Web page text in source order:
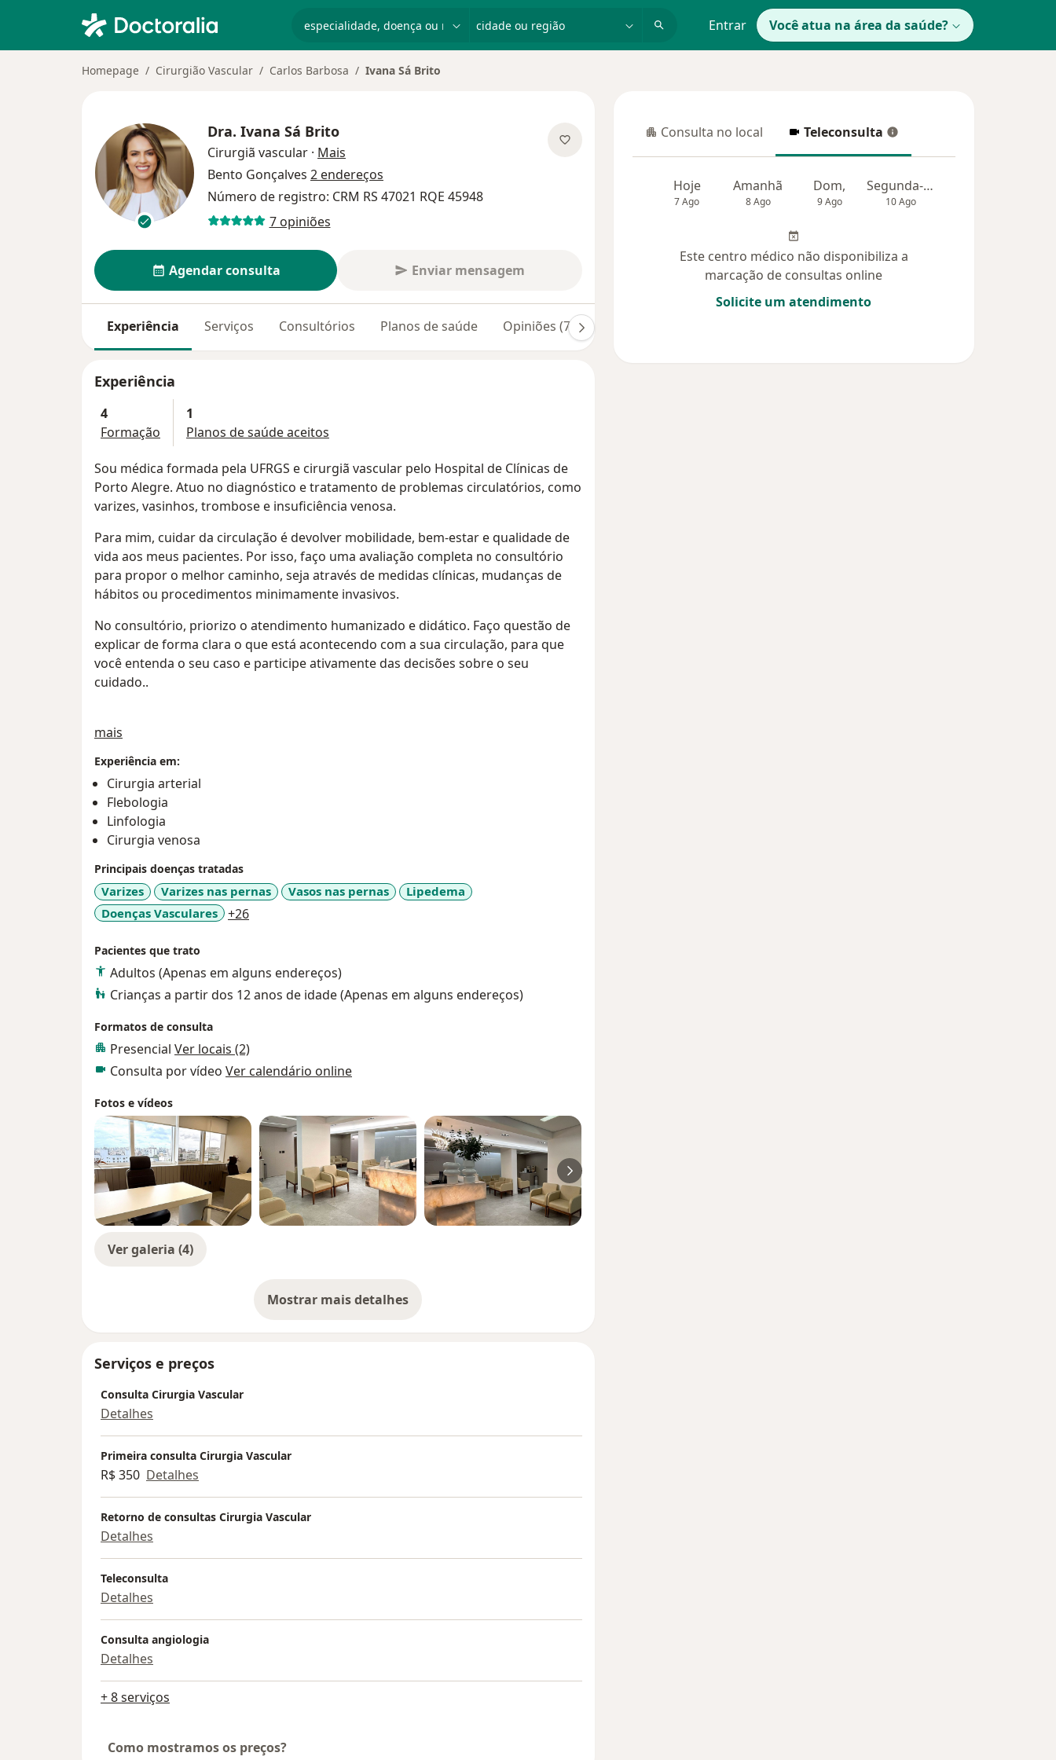
Entrar Você atua na área da saúde?
Homepage Cirurgião Vascular Carlos Barbosa Ivana Sá Brito
Dra. Ivana Sá Brito
Cirurgiã vascular · Mais
Bento Gonçalves 2 endereços
Número de registro: CRM RS 47021 RQE 45948
7 opiniões
Agendar consulta Enviar mensagem
Experiência Serviços Consultórios Planos de saúde Opiniões (7)
Experiência
4
Formação
1
Planos de saúde aceitos
Sou médica formada pela UFRGS e cirurgiã vascular pelo Hospital de Clínicas de
Porto Alegre. Atuo no diagnóstico e tratamento de problemas circulatórios, como
varizes, vasinhos, trombose e insuficiência venosa.
Para mim, cuidar da circulação é devolver mobilidade, bem-estar e qualidade de
vida aos meus pacientes. Por isso, faço uma avaliação completa no consultório
para propor o melhor caminho, seja através de medidas clínicas, mudanças de
hábitos ou procedimentos minimamente invasivos.
No consultório, priorizo o atendimento humanizado e didático. Faço questão de
explicar de forma clara o que está acontecendo com a sua circulação, para que
você entenda o seu caso e participe ativamente das decisões sobre o seu
cuidado..
mais
Experiência em:
Cirurgia arterial
Flebologia
Linfologia
Cirurgia venosa
Principais doenças tratadas
Varizes Varizes nas pernas Vasos nas pernas
Lipedema
Doenças Vasculares
+26a11y_sr_more_diseases
Pacientes que trato
Adultos (Apenas em alguns endereços)
Crianças a partir dos 12 anos de idade (Apenas em alguns endereços)
Formatos de consulta
Presencial Ver locais (2)
Consulta por vídeo Ver calendário online
Fotos e vídeos
Ver galeria (4)
Mostrar mais detalhes
sobre a experiência
Serviços e preços
Consulta Cirurgia Vascular
Detalhes
Primeira consulta Cirurgia Vascular
R$ 350 Detalhes
Retorno de consultas Cirurgia Vascular
Detalhes
Teleconsulta
Detalhes
Consulta angiologia
Detalhes
+ 8 serviços
Como mostramos os preços?
Consulta no local
Consulta no local Teleconsulta
Teleconsulta
Hoje
7 Ago
Amanhã
8 Ago
Dom,
9 Ago
Segunda-feira
10 Ago
Este centro médico não disponibiliza a
marcação de consultas online
Solicite um atendimento